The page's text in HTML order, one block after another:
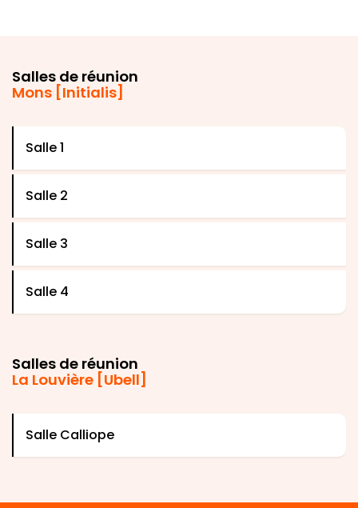
Salles de réunion
Mons [Initialis]
Salle 1
Salle 2
Salle 3
Salle 4
Salles de réunion
La Louvière [Ubell]
Salle Calliope